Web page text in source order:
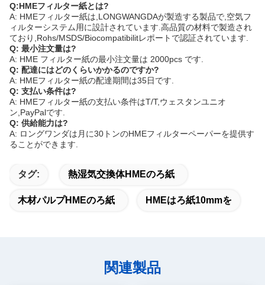
Q:HMEフィルター紙とは?
A: HMEフィルター紙は,LONGWANGDAが製造する製品で,空気フ
ィルターシステム用に設計されています.高品質の材料で製造され
ており,Rohs/MSDS/Biocompatibilitレポートで認証されています.
Q: 最小注文量は?
A: HME フィルター紙の最小注文量は 2000pcs です.
Q: 配達にはどのくらいかかるのですか?
A: HMEフィルター紙の配達期間は35日です.
Q: 支払い条件は?
A: HMEフィルター紙の支払い条件はT/T,ウェスタンユニオ
ン,PayPalです.
Q: 供給能力は?
A: ロングワンダは月に30トンのHMEフィルターペーパーを提供す
ることができます.
タグ: 熱湿気交換体HMEのろ紙
木材パルプHMEのろ紙 HMEはろ紙10mmを
関連製品